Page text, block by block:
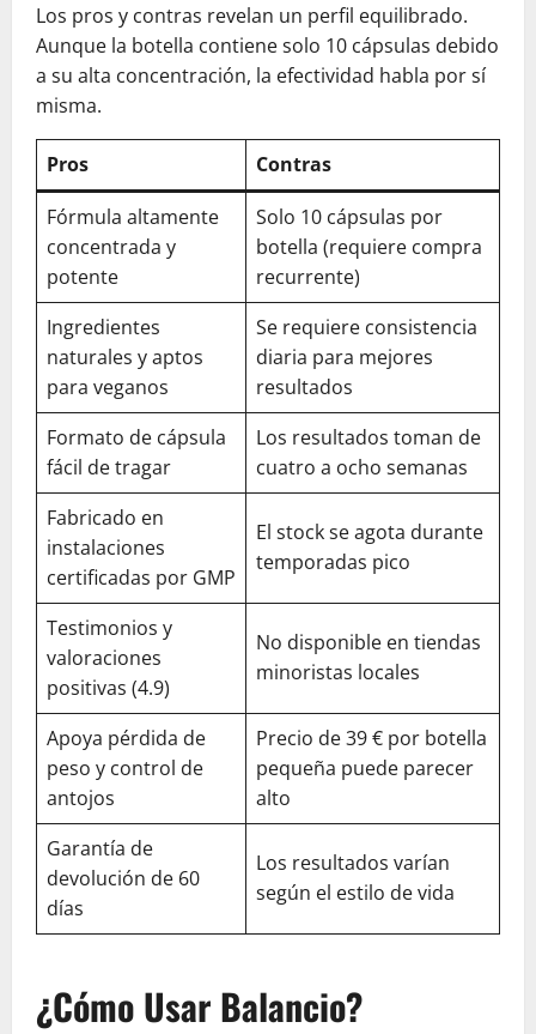
Los pros y contras revelan un perfil equilibrado.
Aunque la botella contiene solo 10 cápsulas debido
a su alta concentración, la efectividad habla por sí
misma.
Pros
Contras
Fórmula altamente
concentrada y
potente
Solo 10 cápsulas por
botella (requiere compra
recurrente)
Ingredientes
naturales y aptos
para veganos
Se requiere consistencia
diaria para mejores
resultados
Formato de cápsula
fácil de tragar
Los resultados toman de
cuatro a ocho semanas
Fabricado en
instalaciones
certificadas por GMP
El stock se agota durante
temporadas pico
Testimonios y
valoraciones
positivas (4.9)
No disponible en tiendas
minoristas locales
Apoya pérdida de
peso y control de
antojos
Precio de 39 € por botella
pequeña puede parecer
alto
Garantía de
devolución de 60
días
Los resultados varían
según el estilo de vida
¿Cómo Usar Balancio?